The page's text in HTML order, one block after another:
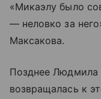
«Микаэлу было
— неловко за
Максакова.
Позднее Людмила
возвращалась к